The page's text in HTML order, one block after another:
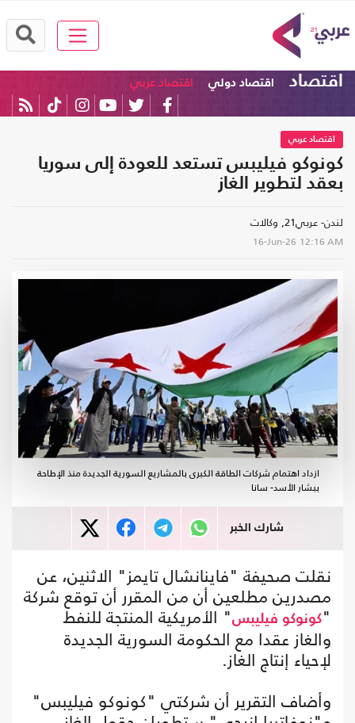
اقتصاد اقتصاد دولي اقتصاد عربي
اقتصاد عربي
كونوكو فيليبس تستعد للعودة إلى سوريا
بعقد لتطوير الغاز
لندن- عربي21, وكالات
16-Jun-26 12:16 AM
ازداد اهتمام شركات الطاقة الكبرى بالمشاريع السورية الجديدة منذ الإطاحة
ببشار الأسد- سانا
شارك الخبر
نقلت صحيفة "فاينانشال تايمز" الاثنين، عن
مصدرين مطلعين أن من المقرر أن توقع شركة
"كونوكو فيليبس" الأمريكية المنتجة للنفط
والغاز عقدا مع الحكومة السورية الجديدة
لإحياء إنتاج الغاز.
وأضاف التقرير أن شركتي "كونوكو فيليبس"